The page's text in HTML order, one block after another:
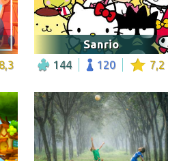
8,3
Sanrio
144 120 7,2